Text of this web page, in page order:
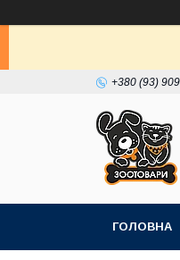
+380 (93)
ГОЛОВНА